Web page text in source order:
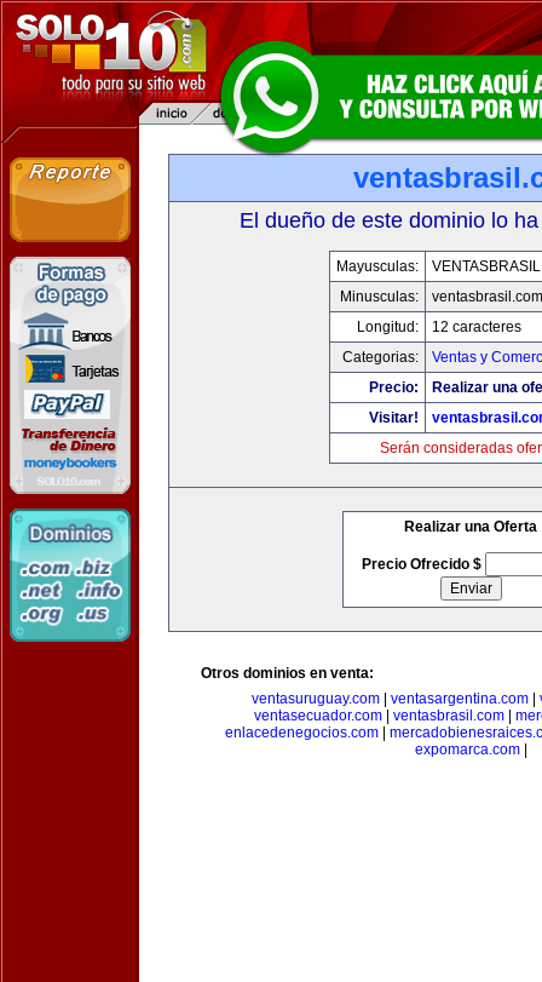
El dueño de este dominio lo
Mayusculas:
Minusculas:
ventasbrasil.com
Longitud:
12 caracteres
Categorias:
Ventas y
Precio:
Realizar una
Visitar!
Serán consideradas
Realizar una Oferta
Precio Ofrecido $
Otros dominios en venta:
ventasuruguay.com| ventasargentina.com|
ventasecuador.com| ventasbrasil.com|
enlacedenegocios.com|
expomarca.com|